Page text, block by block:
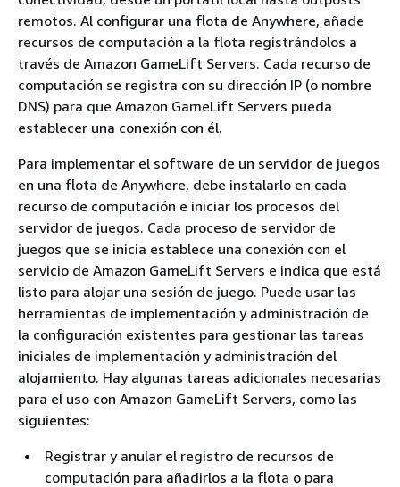
remotos. Al configurar una flota de Anywhere, añade
recursos de computación a la flota registrándolos a
través de Amazon GameLift Servers. Cada recurso de
computación se registra con su dirección IP (o nombre
DNS) para que Amazon GameLift Servers pueda
establecer una conexión con él.
Para implementar el software de un servidor de juegos
en una flota de Anywhere, debe instalarlo en cada
recurso de computación e iniciar los procesos del
servidor de juegos. Cada proceso de servidor de
juegos que se inicia establece una conexión con el
servicio de Amazon GameLift Servers e indica que está
listo para alojar una sesión de juego. Puede usar las
herramientas de implementación y administración de
la configuración existentes para gestionar las tareas
iniciales de implementación y administración del
alojamiento. Hay algunas tareas adicionales necesarias
para el uso con Amazon GameLift Servers, como las
siguientes:
Registrar y anular el registro de recursos de
computación para añadirlos a la flota o para